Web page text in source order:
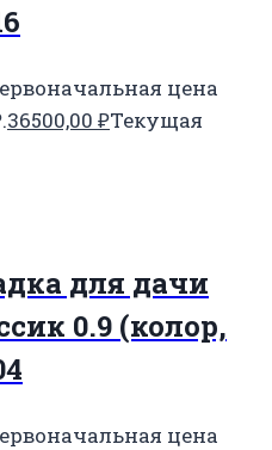
цена
36500,00 ₽Текущая
для дачи
0.9 (колор,
цена